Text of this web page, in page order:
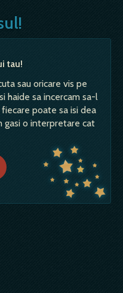
tau!
sau oricare vis pe
haide sa incercam sa-l
poate sa isi dea
gasi o interpretare cat